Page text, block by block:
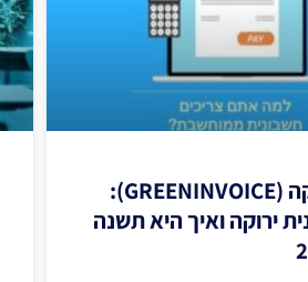
חשבונית ירוקה (GREENINVOICE):
ירוקה ואיך היא תשנה